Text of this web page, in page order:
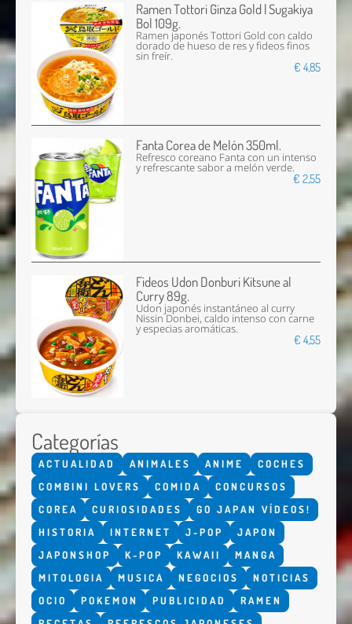
Ramen Tottori Ginza Gold | Sugakiya
Bol 109g.
Ramen japonés Tottori Gold con caldo
dorado de hueso de res y fideos finos
sin freír.
€ 4,85
Fanta Corea de Melón 350ml.
Refresco coreano Fanta con un intenso
y refrescante sabor a melón verde.
€ 2,55
Fideos Udon Donburi Kitsune al
Curry 89g.
Udon japonés instantáneo al curry
Nissin Donbei, caldo intenso con carne
y especias aromáticas.
€ 4,55
Categorías
ACTUALIDAD ANIMALES ANIME
COCHES
COMBINI LOVERS
COMIDA
CONCURSOS
COREA
CURIOSIDADES
GO JAPAN VÍDEOS!
HISTORIA
INTERNET J-POP
JAPON
JAPONSHOP
K-POP KAWAII
MANGA
MITOLOGIA
MUSICA NEGOCIOS
NOTICIAS
OCIO
POKEMON PUBLICIDAD
RAMEN